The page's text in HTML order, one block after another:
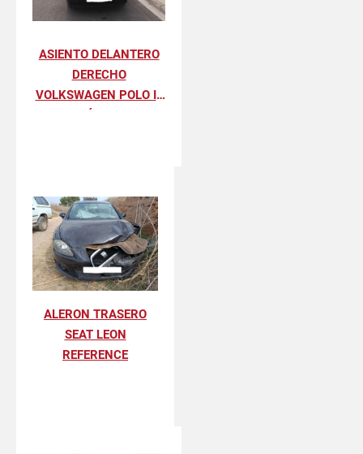
ASIENTO DELANTERO
DERECHO
VOLKSWAGEN POLO III
ALERON TRASERO
SEAT LEON
REFERENCE